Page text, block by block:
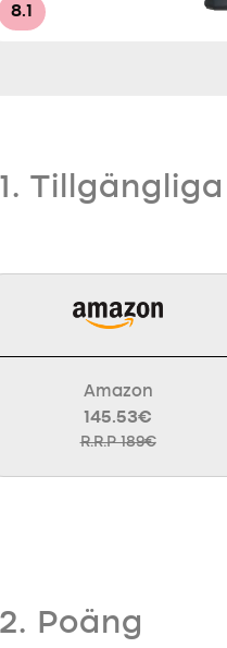
8.1
Amazon
145.53€
R.R.P 189€
Poäng